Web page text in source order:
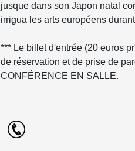
jusque dans son Japon natal
irrigua les arts européens
*** Le billet d'entrée (20 euros
de réservation et de prise de
CONFÉRENCE EN SALLE.